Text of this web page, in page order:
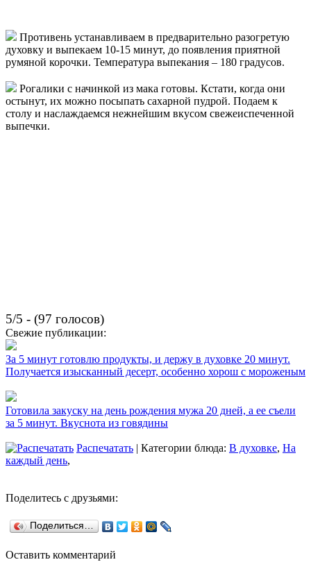
Противень устанавливаем в предварительно разогретую
духовку и выпекаем 10-15 минут, до появления приятной
румяной корочки. Температура выпекания – 180 градусов.
Рогалики с начинкой из мака готовы. Кстати, когда они
остынут, их можно посыпать сахарной пудрой. Подаем к
столу и наслаждаемся нежнейшим вкусом свежеиспеченной
выпечки.
5/5 - (97 голосов)
Свежие публикации:
За 5 минут готовлю продукты, и держу в духовке 20 минут.
Получается изысканный десерт, особенно хорош с мороженым
Готовила закуску на день рождения мужа 20 дней, а ее съели
за 5 минут. Вкуснота из говядины
Распечатать | Категории блюда: В духовке, На
каждый день,
Поделитесь с друзьями:
Поделиться…
Оставить комментарий